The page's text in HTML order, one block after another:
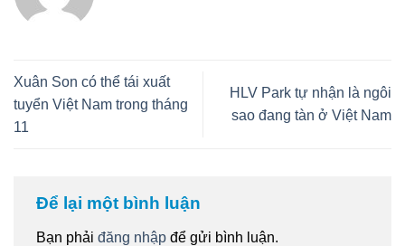
Xuân Son có thể tái xuất
tuyển Việt Nam trong tháng
11
HLV Park tự nhận là ngôi
sao đang tàn ở Việt Nam
Để lại một bình luận
Bạn phải đăng nhập để gửi bình luận.